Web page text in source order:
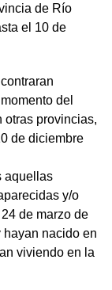
de Río
el 10 de
del
otras provincias,
de diciembre
aquellas
y/o
de marzo de
hayan nacido en
viviendo en la